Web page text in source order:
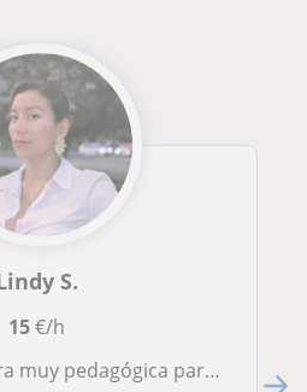
S.
15€/h
para que los niños, niñas entiendan.